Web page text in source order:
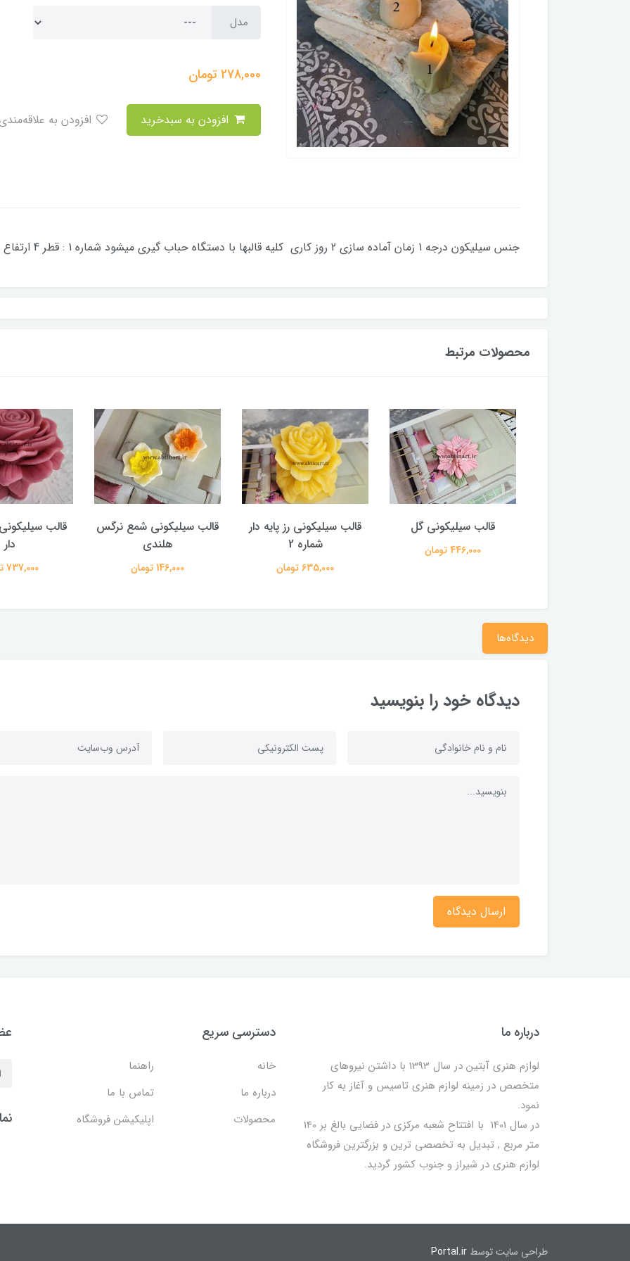
مدل
278,000تومان
جنس سیلیکون درجه 1 زمان آماده سازی 2 روز کاری کلیه قالبها با دستگاه حباب گیری میشود شماره 1 : قطر 4 ارتفاع 4 سانت شماره 2 : قطر 4 ارتفاع 4.5 سانت
محصولات مرتبط
قالب سیلیکونی گل
446,000 تومان
قالب سیلیکونی رز پایه دار
شماره 2
635,000 تومان
قالب سیلیکونی شمع نرگس
هلندی
146,000 تومان
قالب
دار
737,000 تومان
دیدگاه‌ها
دیدگاه خود را بنویسید
ارسال دیدگاه
درباره ما
لوازم هنری آبتین در سال 1393 با داشتن نیروهای
متخصص در زمینه لوازم هنری تاسیس و آغاز به کار
نمود.
در سال 1401 با افتتاح شعبه مرکزی در فضایی بالغ بر 140
متر مربع , تبدیل به تخصصی ترین و بزرگترین فروشگاه
لوازم هنری در شیراز و جنوب کشور گردید.
دسترسی سریع
خانه
راهنما
درباره ما
تماس با ما
محصولات
اپلیکیشن فروشگاه
طراحی سایت توسط Portal.ir